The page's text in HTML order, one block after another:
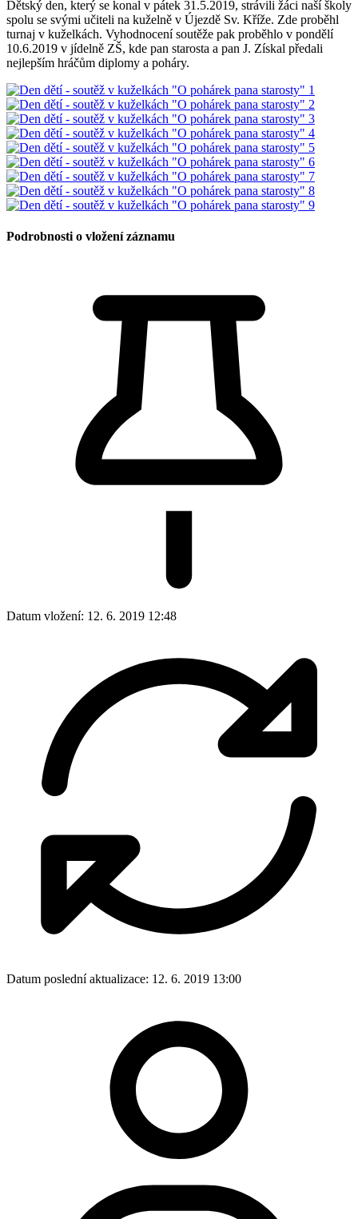
Dětský den, který se konal v pátek 31.5.2019, strávili žáci naší školy
spolu se svými učiteli na kuželně v Újezdě Sv. Kříže. Zde proběhl
turnaj v kuželkách. Vyhodnocení soutěže pak proběhlo v pondělí
10.6.2019 v jídelně ZŠ, kde pan starosta a pan J. Získal předali
nejlepším hráčům diplomy a poháry.
Podrobnosti o vložení záznamu
Datum vložení: 12. 6. 2019 12:48
Datum poslední aktualizace: 12. 6. 2019 13:00